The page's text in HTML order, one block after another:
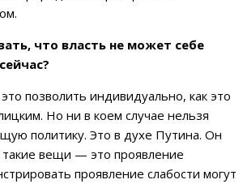
что власть не может себе
позволить индивидуально, как это
Но ни в коем случае нельзя
политику. Это в духе Путина. Он
вещи — это проявление
проявление слабости могут